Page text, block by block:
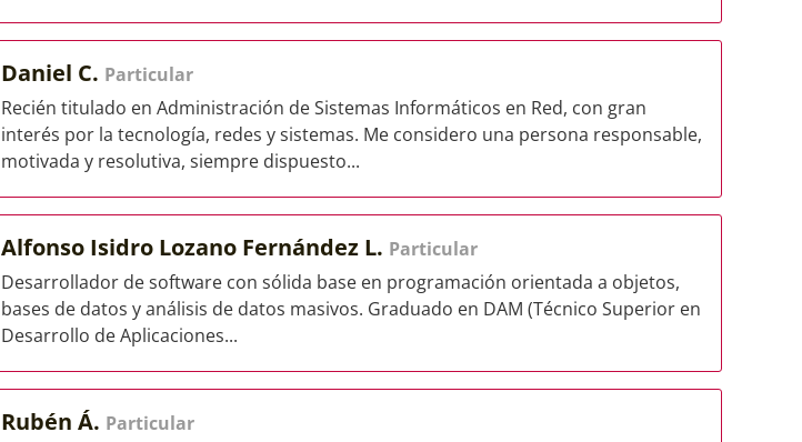
Daniel C. Particular
Recién titulado en Administración de Sistemas Informáticos en Red, con gran
interés por la tecnología, redes y sistemas. Me considero una persona responsable,
motivada y resolutiva, siempre dispuesto...
Alfonso Isidro Lozano Fernández L. Particular
Desarrollador de software con sólida base en programación orientada a objetos,
bases de datos y análisis de datos masivos. Graduado en DAM (Técnico Superior en
Desarrollo de Aplicaciones...
Rubén Á. Particular